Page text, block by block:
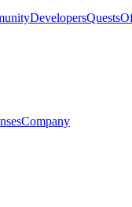
DevelopersQuests
Company